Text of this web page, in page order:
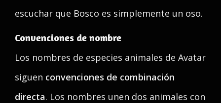
escuchar que Bosco es simplemente un oso.
Convenciones de nombre
Los nombres de especies animales de Avatar
siguen convenciones de combinación
directa. Los nombres unen dos animales con